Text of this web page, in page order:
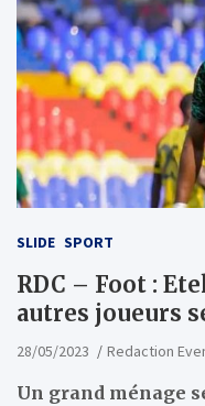
SLIDE SPORT
RDC – Foot :
autres joueurs
28/05/2023 Redaction
Un grand ménage